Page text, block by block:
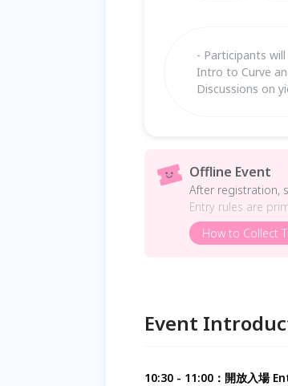
- Participants will
Intro to Curve
Discussions on
Offline Event
After registration,
Entry rules are
How to Collect
Event
10:30 - 11:00：開放入場